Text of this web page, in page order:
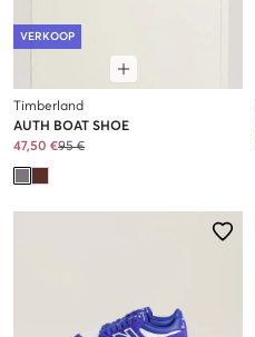
VERKOOP
Timberland
AUTH BOAT SHOE
47,50 €95 €